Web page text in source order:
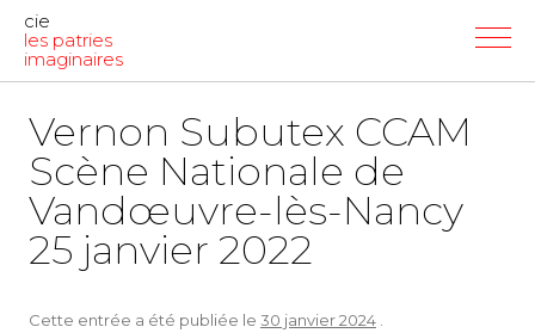
cie
les patries
imaginaires
Vernon Subutex CCAM
Scène Nationale de
Vandœuvre-lès-Nancy
25 janvier 2022
Cette entrée a été publiée le 30 janvier 2024